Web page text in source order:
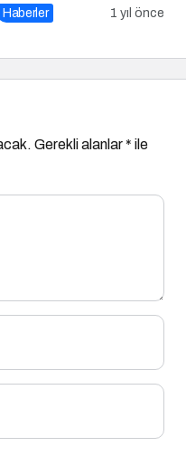
“Iceberg of
Haberler 1 yıl önce
Gerekli alanlar* ile